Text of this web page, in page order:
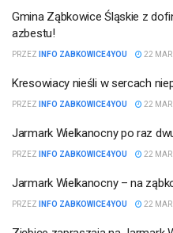
Gmina Ząbkowice Śląskie z
azbestu!
PRZEZ INFO ZABKOWICE4YOU 22
STOSZOWICE
Kresowiacy nieśli w sercach
PRZEZ INFO ZABKOWICE4YOU 22
INFORMACJE
GMINY
BARDO
Jarmark Wielkanocny po raz
PRZEZ INFO ZABKOWICE4YOU 22
ZĄBKOWICE
ŚLĄSKIE
Jarmark Wielkanocny – na
PRZEZ INFO ZABKOWICE4YOU 22
ZIĘBICE